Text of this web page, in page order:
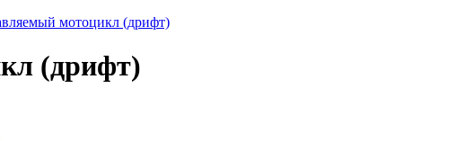
мотоцикл (дрифт)
(дрифт)